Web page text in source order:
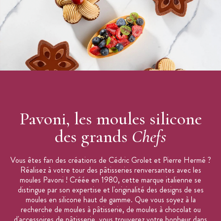
Pavoni, les moules silicone
des grands Chefs
Vous êtes fan des créations de Cédric Grolet et Pierre Hermé ?
Réalisez à votre tour des pâtisseries renversantes avec les
moules Pavoni ! Créée en 1980, cette marque italienne se
distingue par son expertise et l'originalité des designs de ses
moules en silicone haut de gamme. Que vous soyez à la
recherche de moules à pâtisserie, de moules à chocolat ou